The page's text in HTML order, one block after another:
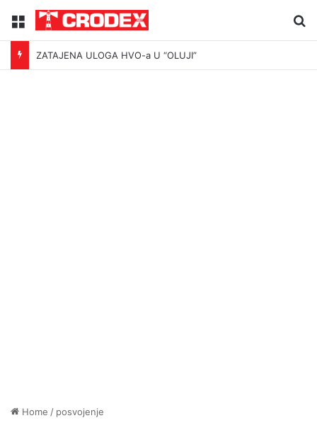
Menu
ZATAJENA ULOGA HVO-a U “OLUJI”
Home / posvojenje